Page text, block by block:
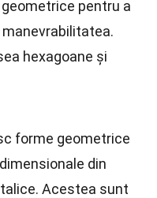
pentru a
hexagoane și
forme geometrice
din
Acestea sunt